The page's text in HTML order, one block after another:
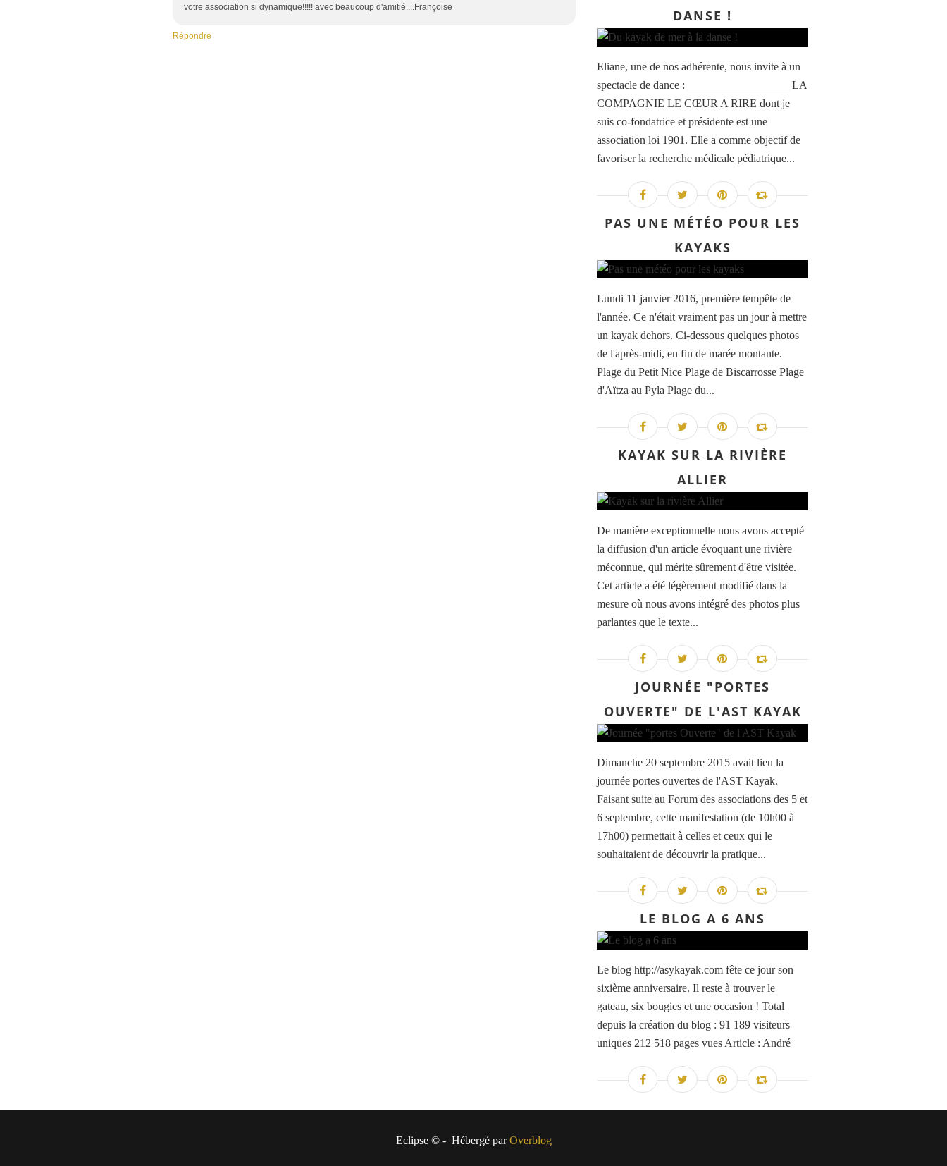
votre association si dynamique!!!!! avec beaucoup d'amitié....Françoise
Répondre
DANSE !
Eliane, une de nos adhérente, nous invite à un
spectacle de dance : __________________ LA
COMPAGNIE LE CŒUR A RIRE dont je
suis co-fondatrice et présidente est une
association loi 1901. Elle a comme objectif de
favoriser la recherche médicale pédiatrique...
PAS UNE MÉTÉO POUR LES
KAYAKS
Lundi 11 janvier 2016, première tempête de
l'année. Ce n'était vraiment pas un jour à mettre
un kayak dehors. Ci-dessous quelques photos
de l'après-midi, en fin de marée montante.
Plage du Petit Nice Plage de Biscarrosse Plage
d'Aïtza au Pyla Plage du...
KAYAK SUR LA RIVIÈRE
ALLIER
De manière exceptionnelle nous avons accepté
la diffusion d'un article évoquant une rivière
méconnue, qui mérite sûrement d'être visitée.
Cet article a été légèrement modifié dans la
mesure où nous avons intégré des photos plus
parlantes que le texte...
JOURNÉE "PORTES
OUVERTE" DE L'AST KAYAK
Dimanche 20 septembre 2015 avait lieu la
journée portes ouvertes de l'AST Kayak.
Faisant suite au Forum des associations des 5 et
6 septembre, cette manifestation (de 10h00 à
17h00) permettait à celles et ceux qui le
souhaitaient de découvrir la pratique...
LE BLOG A 6 ANS
Le blog http://asykayak.com fête ce jour son
sixième anniversaire. Il reste à trouver le
gateau, six bougies et une occasion ! Total
depuis la création du blog : 91 189 visiteurs
uniques 212 518 pages vues Article : André
Eclipse © - Hébergé parOverblog